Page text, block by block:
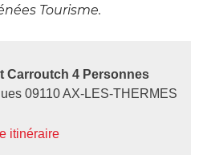
Tourisme.
Carroutch 4 Personnes
09110 AX-LES-THERMES
itinéraire